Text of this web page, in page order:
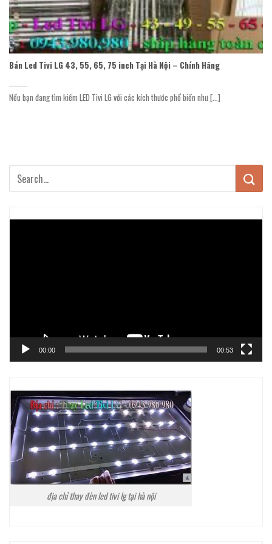
Bán Led Tivi LG 43, 55, 65, 75 inch Tại Hà Nội – Chính Hãng
Nếu bạn đang tìm kiếm LED Tivi LG với các kích thước phổ biến như [...]
00:00 00:53
địa chỉ thay đèn led tivi lg tại hà nội